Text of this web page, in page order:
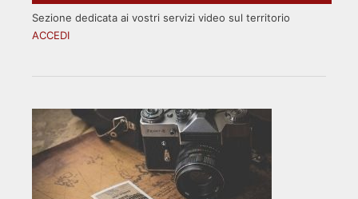
Sezione dedicata ai vostri servizi video sul territorio
ACCEDI